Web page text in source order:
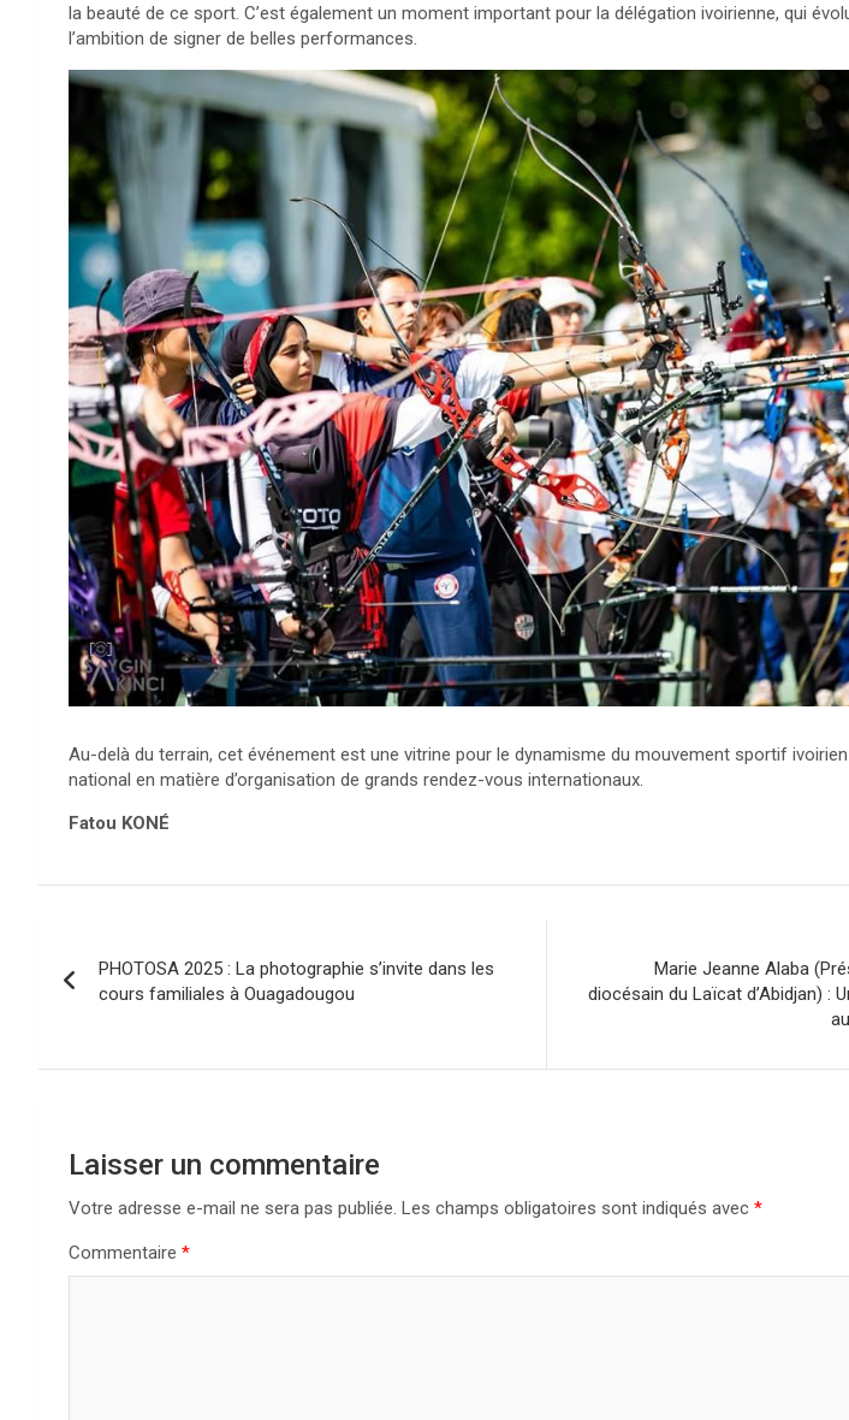
la beauté de ce sport. C’est également un moment important pour la délégation ivoirienne, qui
l’ambition de signer de belles performances.
Au-delà du terrain, cet événement est une vitrine pour le dynamisme du mouvement sportif
national en matière d’organisation de grands rendez-vous internationaux.
Fatou KONÉ
de
PHOTOSA 2025 : La photographie s’invite dans les
cours familiales à Ouagadougou
Marie Jeanne Alaba
diocésain du Laïcat d’Abidjan) :
Laisser un commentaire
Votre adresse e-mail ne sera pas publiée. Les champs obligatoires sont indiqués avec *
Commentaire *